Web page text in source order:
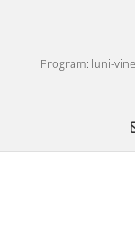
Program: luni-